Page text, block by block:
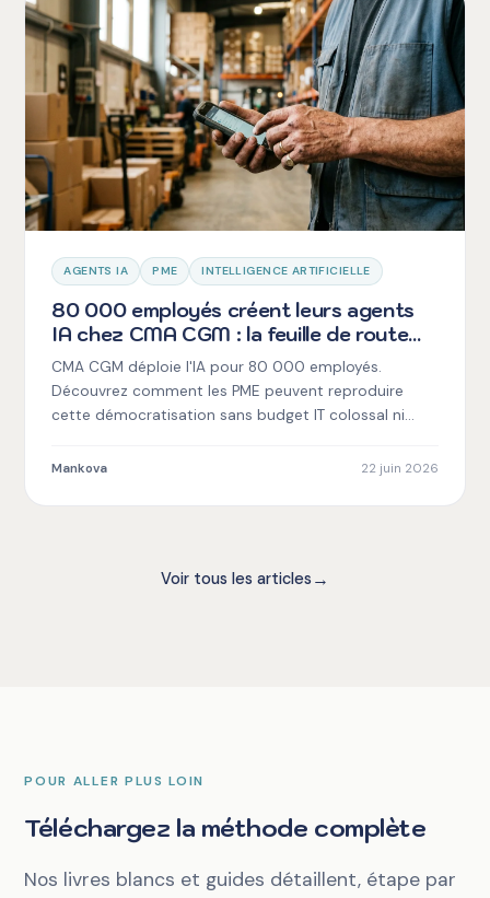
AGENTS IA PME INTELLIGENCE ARTIFICIELLE
80 000 employés créent leurs agents
IA chez CMA CGM : la feuille de route
pour les PME sans équipe IT
CMA CGM déploie l'IA pour 80 000 employés.
Découvrez comment les PME peuvent reproduire
cette démocratisation sans budget IT colossal ni
Mankova 22 juin 2026
Voir tous les articles →
POUR ALLER PLUS LOIN
Téléchargez la méthode complète
Nos livres blancs et guides détaillent, étape par